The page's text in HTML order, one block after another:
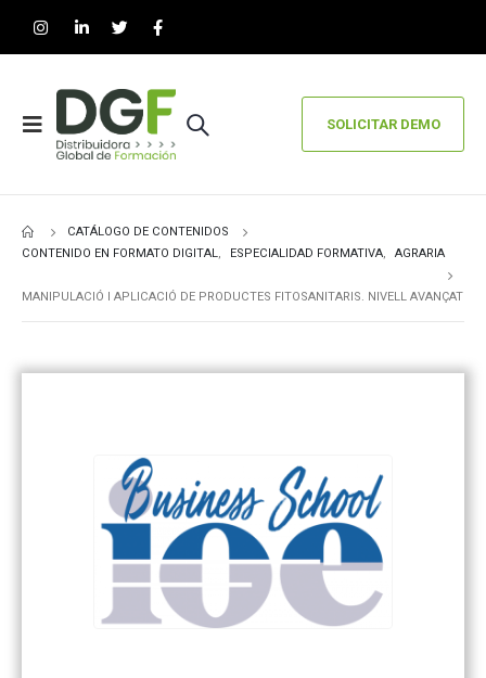
SOLICITAR DEMO
CATÁLOGO DE CONTENIDOS
CONTENIDO EN FORMATO DIGITAL, ESPECIALIDAD FORMATIVA, AGRARIA
MANIPULACIÓ I APLICACIÓ DE PRODUCTES FITOSANITARIS. NIVELL AVANÇAT